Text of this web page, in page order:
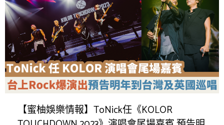
【蜜柚娛樂情報】ToNick任《KOLOR